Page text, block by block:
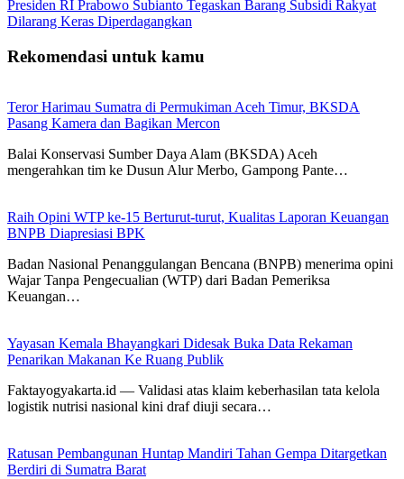
Presiden RI Prabowo Subianto Tegaskan Barang Subsidi Rakyat
Dilarang Keras Diperdagangkan
Rekomendasi untuk kamu
Teror Harimau Sumatra di Permukiman Aceh Timur, BKSDA
Pasang Kamera dan Bagikan Mercon
Balai Konservasi Sumber Daya Alam (BKSDA) Aceh
mengerahkan tim ke Dusun Alur Merbo, Gampong Pante…
Raih Opini WTP ke-15 Berturut-turut, Kualitas Laporan Keuangan
BNPB Diapresiasi BPK
Badan Nasional Penanggulangan Bencana (BNPB) menerima opini
Wajar Tanpa Pengecualian (WTP) dari Badan Pemeriksa
Keuangan…
Yayasan Kemala Bhayangkari Didesak Buka Data Rekaman
Penarikan Makanan Ke Ruang Publik
Faktayogyakarta.id — Validasi atas klaim keberhasilan tata kelola
logistik nutrisi nasional kini draf diuji secara…
Ratusan Pembangunan Huntap Mandiri Tahan Gempa Ditargetkan
Berdiri di Sumatra Barat